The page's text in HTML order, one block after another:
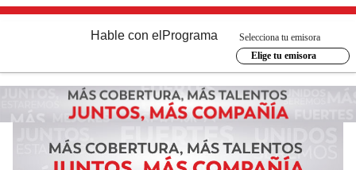
Hable con el Programa
Selecciona tu emisora
Elige tu emisora